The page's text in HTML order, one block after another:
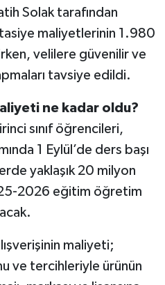
Solak tarafından
maliyetlerinin 1.980
velilere güvenilir ve
tavsiye edildi.
ne kadar oldu?
sınıf öğrencileri,
1 Eylül’de ders başı
yaklaşık 20 milyon
2026 eğitim öğretim
maliyeti;
ve tercihleriyle ürünün